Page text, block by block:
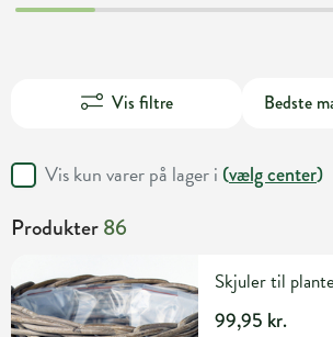
Vis filtre
Vis kun varer på lager i (vælg center)
Produkter86
Skjuler til
99,95 kr.